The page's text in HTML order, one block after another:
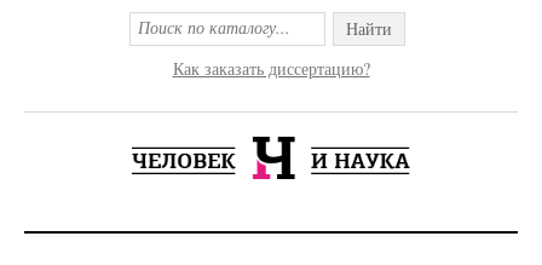
Найти
Как заказать диссертацию?